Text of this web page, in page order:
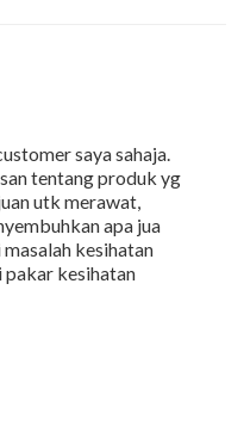
saya sahaja.
tentang produk yg
utk merawat,
apa jua
kesihatan
pakar kesihatan